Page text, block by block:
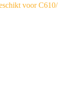
voor C610/